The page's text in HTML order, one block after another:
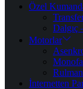
Özel
Dalgıç
Motorlar
İnternetten